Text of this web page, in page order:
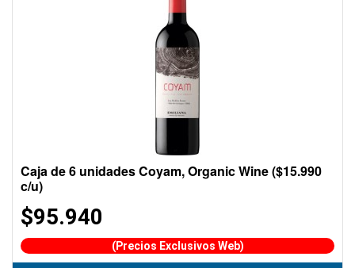
Caja de 6 unidades Coyam, Organic Wine ($15.990
c/u)
$95.940
(Precios Exclusivos Web)